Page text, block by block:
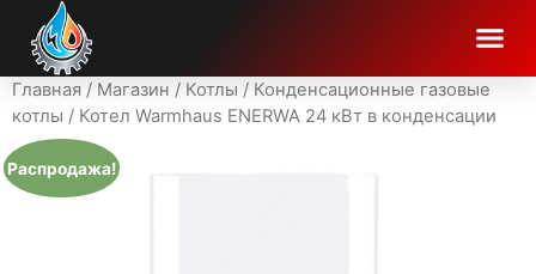
Главная / Магазин / Котлы / Конденсационные газовые
котлы / Котел Warmhaus ENERWA 24 кВт в конденсации
Распродажа!